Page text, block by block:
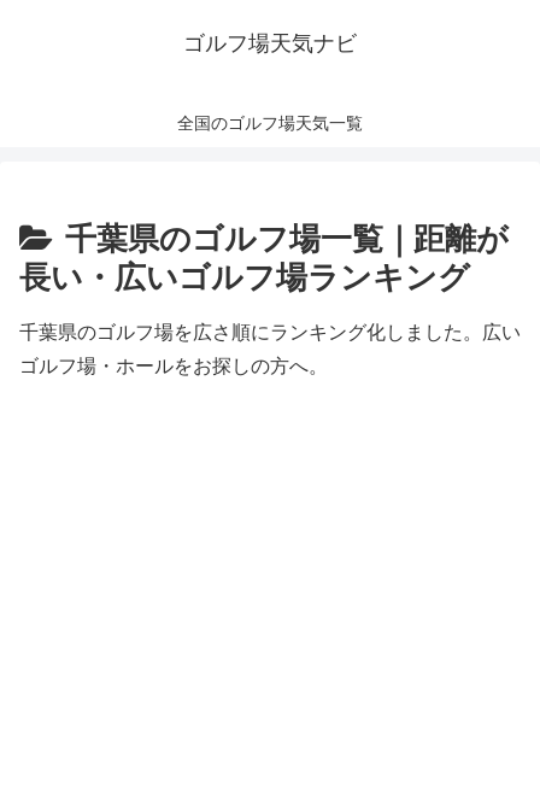
ゴルフ場天気ナビ
全国のゴルフ場天気一覧
千葉県のゴルフ場一覧｜距離が
長い・広いゴルフ場ランキング
千葉県のゴルフ場を広さ順にランキング化しました。広い
ゴルフ場・ホールをお探しの方へ。